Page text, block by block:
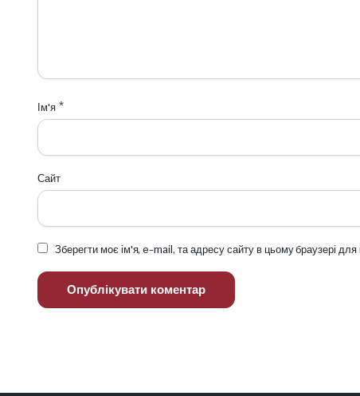
Ім'я *
Сайт
Зберегти моє ім'я, e-mail, та адресу сайту в цьому браузері